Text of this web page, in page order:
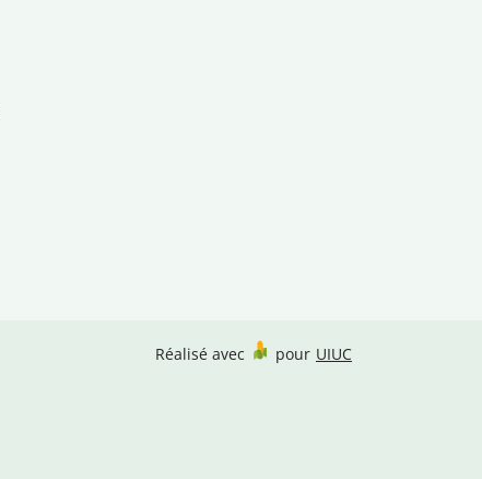
Réalisé avec pour UIUC